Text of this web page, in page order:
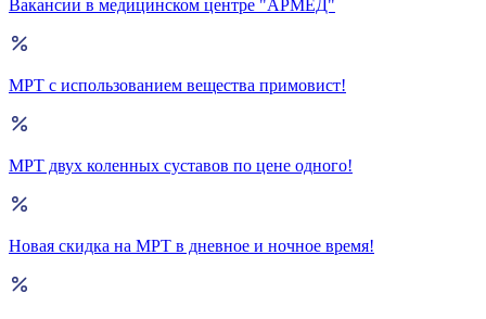
Вакансии в медицинском центре "АРМЕД"
МРТ с использованием вещества примовист!
МРТ двух коленных суставов по цене одного!
Новая скидка на МРТ в дневное и ночное время!